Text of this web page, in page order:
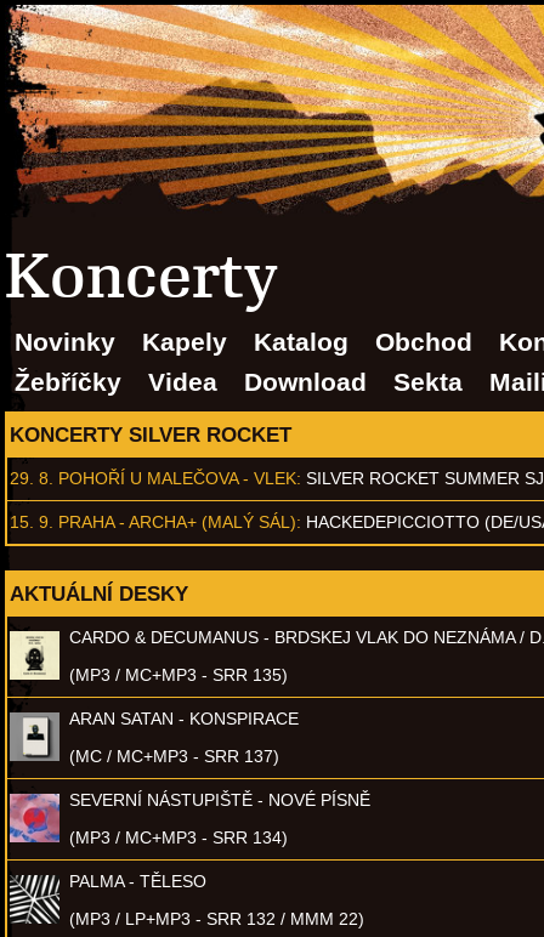
Koncerty
Novinky Kapely Katalog Obchod
Žebříčky
Videa Download Sekta
KONCERTY SILVER ROCKET
29. 8. POHOŘÍ U MALEČOVA - VLEK: SILVER ROCKET SUMMER
15. 9. PRAHA - ARCHA+ (MALÝ SÁL): HACKEDEPICCIOTTO (DE/
AKTUÁLNÍ DESKY
CARDO & DECUMANUS - BRDSKEJ VLAK DO NEZNÁMA /
(MP3 / MC+MP3 - SRR 135)
ARAN SATAN - KONSPIRACE
(MC / MC+MP3 - SRR 137)
SEVERNÍ NÁSTUPIŠTĚ - NOVÉ PÍSNĚ
(MP3 / MC+MP3 - SRR 134)
PALMA - TĚLESO
(MP3 / LP+MP3 - SRR 132 / MMM 22)